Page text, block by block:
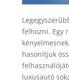
felhozni. Egy
hasonítjuk
luxusautó